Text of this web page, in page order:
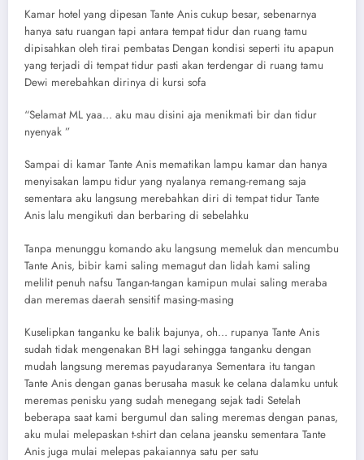
Kamar hotel yang dipesan Tante Anis cukup besar, sebenarnya
hanya satu ruangan tapi antara tempat tidur dan ruang tamu
dipisahkan oleh tirai pembatas Dengan kondisi seperti itu apapun
yang terjadi di tempat tidur pasti akan terdengar di ruang tamu
Dewi merebahkan dirinya di kursi sofa
“Selamat ML yaa… aku mau disini aja menikmati bir dan tidur
nyenyak ”
Sampai di kamar Tante Anis mematikan lampu kamar dan hanya
menyisakan lampu tidur yang nyalanya remang-remang saja
sementara aku langsung merebahkan diri di tempat tidur Tante
Anis lalu mengikuti dan berbaring di sebelahku
Tanpa menunggu komando aku langsung memeluk dan mencumbu
Tante Anis, bibir kami saling memagut dan lidah kami saling
melilit penuh nafsu Tangan-tangan kamipun mulai saling meraba
dan meremas daerah sensitif masing-masing
Kuselipkan tanganku ke balik bajunya, oh… rupanya Tante Anis
sudah tidak mengenakan BH lagi sehingga tanganku dengan
mudah langsung meremas payudaranya Sementara itu tangan
Tante Anis dengan ganas berusaha masuk ke celana dalamku untuk
meremas penisku yang sudah menegang sejak tadi Setelah
beberapa saat kami bergumul dan saling meremas dengan panas,
aku mulai melepaskan t-shirt dan celana jeansku sementara Tante
Anis juga mulai melepas pakaiannya satu per satu